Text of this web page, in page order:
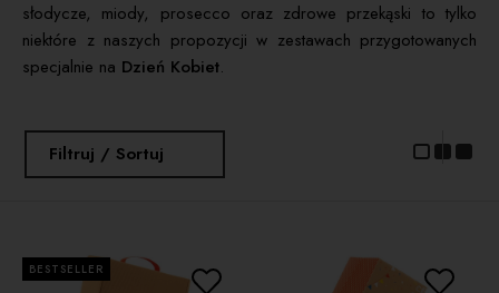
słodycze, miody, prosecco oraz zdrowe przekąski to tylko
niektóre z naszych propozycji w zestawach przygotowanych
specjalnie na Dzień Kobiet.
Filtruj / Sortuj
BESTSELLER